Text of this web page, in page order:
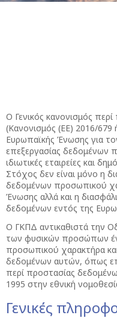
Ο Γενικός κανονισμός
(Κανονισμός (ΕΕ) 2016/679
Ευρωπαϊκής Ένωσης για
επεξεργασίας δεδομένων
ιδιωτικές εταιρείες και
Στόχος δεν είναι μόνο η
δεδομένων προσωπικού
Ένωσης αλλά και η
δεδομένων εντός της
Ο ΓΚΠΔ αντικαθιστά την
των φυσικών προσώπων
προσωπικού χαρακτήρα
δεδομένων αυτών, όπως
περί προστασίας
1995 στην εθνική
Γενικές